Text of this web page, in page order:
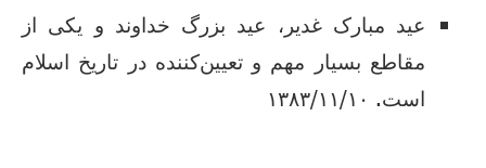
عید مبارک غدیر، عید بزرگ خداوند و یکی از
مقاطع بسیار مهم و تعیین‌کننده در تاریخ اسلام
است. ۱۳۸۳/۱۱/۱۰